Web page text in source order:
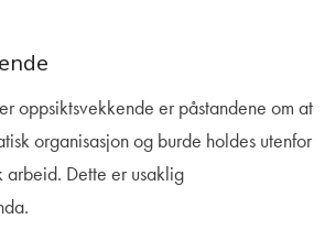
oppsiktsvekkende er påstandene om at
organisasjon og burde holdes utenfor
arbeid. Dette er usaklig